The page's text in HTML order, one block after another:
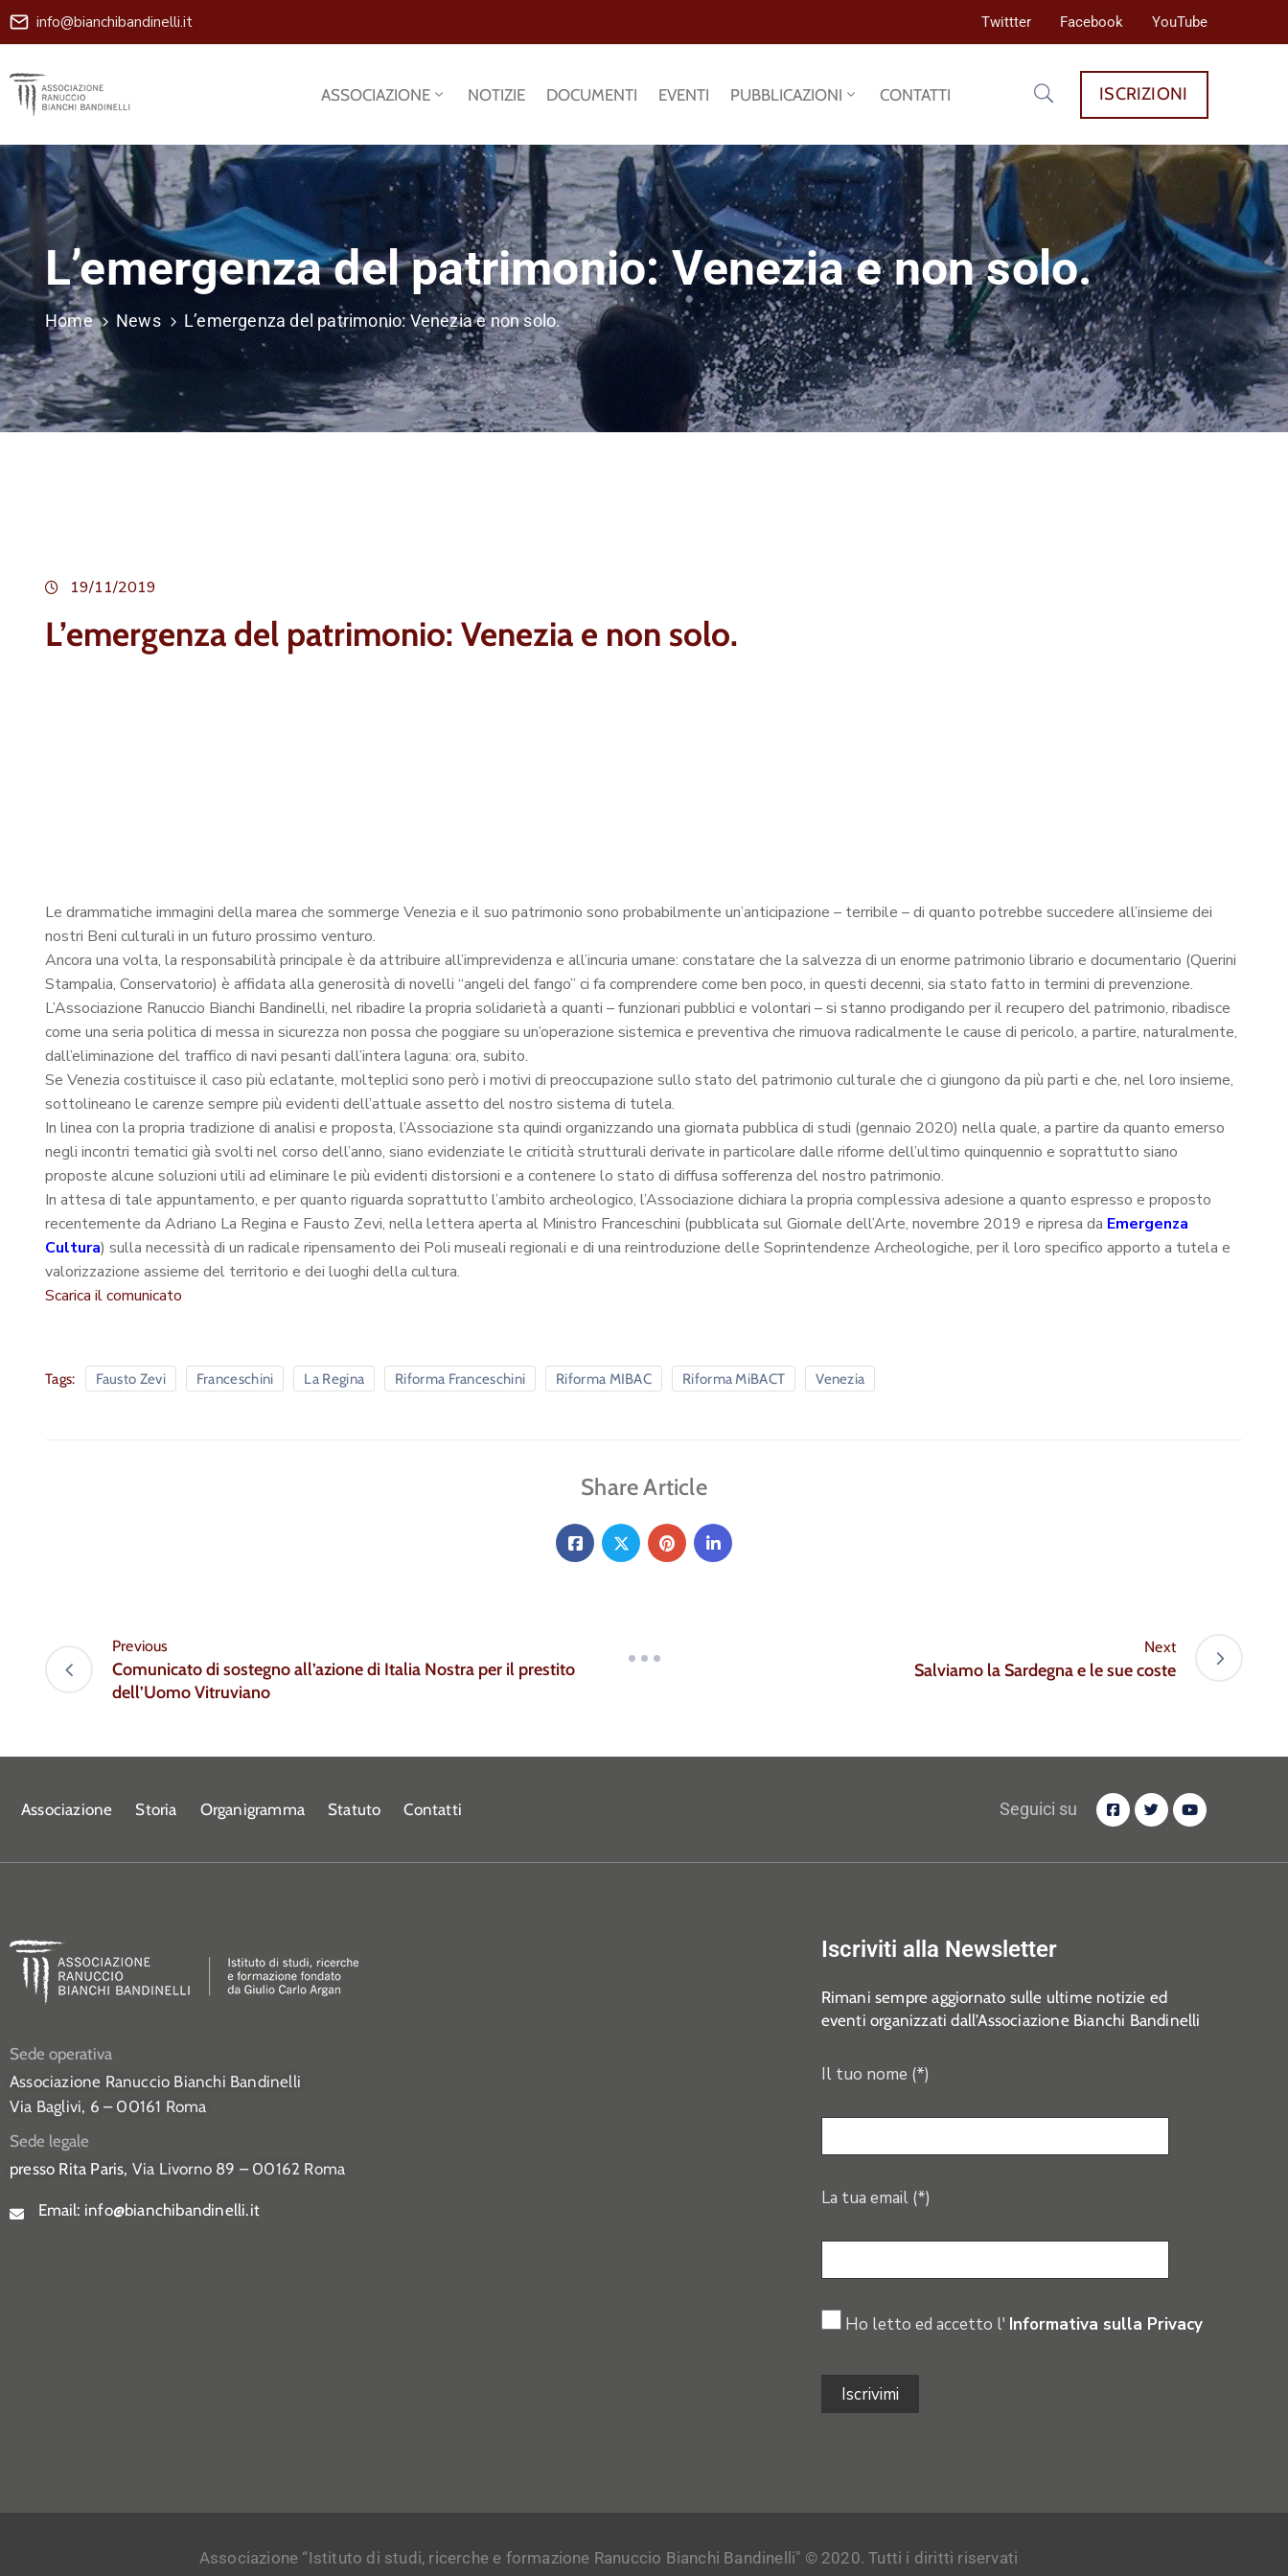
info@bianchibandinelli.it Twittter Facebook YouTube
ASSOCIAZIONE NOTIZIE DOCUMENTI EVENTI PUBBLICAZIONI CONTATTI ISCRIZIONI
L’emergenza del patrimonio: Venezia e non solo.
Home News L’emergenza del patrimonio: Venezia e non solo.
19/11/2019
L’emergenza del patrimonio: Venezia e non solo.
Le drammatiche immagini della marea che sommerge Venezia e il suo patrimonio sono probabilmente un’anticipazione – terribile – di quanto potrebbe succedere all’insieme dei
nostri Beni culturali in un futuro prossimo venturo.
Ancora una volta, la responsabilità principale è da attribuire all’imprevidenza e all’incuria umane: constatare che la salvezza di un enorme patrimonio librario e documentario (Querini
Stampalia, Conservatorio) è affidata alla generosità di novelli “angeli del fango” ci fa comprendere come ben poco, in questi decenni, sia stato fatto in termini di prevenzione.
L’Associazione Ranuccio Bianchi Bandinelli, nel ribadire la propria solidarietà a quanti – funzionari pubblici e volontari – si stanno prodigando per il recupero del patrimonio, ribadisce
come una seria politica di messa in sicurezza non possa che poggiare su un’operazione sistemica e preventiva che rimuova radicalmente le cause di pericolo, a partire, naturalmente,
dall’eliminazione del traffico di navi pesanti dall’intera laguna: ora, subito.
Se Venezia costituisce il caso più eclatante, molteplici sono però i motivi di preoccupazione sullo stato del patrimonio culturale che ci giungono da più parti e che, nel loro insieme,
sottolineano le carenze sempre più evidenti dell’attuale assetto del nostro sistema di tutela.
In linea con la propria tradizione di analisi e proposta, l’Associazione sta quindi organizzando una giornata pubblica di studi (gennaio 2020) nella quale, a partire da quanto emerso
negli incontri tematici già svolti nel corso dell’anno, siano evidenziate le criticità strutturali derivate in particolare dalle riforme dell’ultimo quinquennio e soprattutto siano
proposte alcune soluzioni utili ad eliminare le più evidenti distorsioni e a contenere lo stato di diffusa sofferenza del nostro patrimonio.
In attesa di tale appuntamento, e per quanto riguarda soprattutto l’ambito archeologico, l’Associazione dichiara la propria complessiva adesione a quanto espresso e proposto
recentemente da Adriano La Regina e Fausto Zevi, nella lettera aperta al Ministro Franceschini (pubblicata sul Giornale dell’Arte, novembre 2019 e ripresa da Emergenza
Cultura) sulla necessità di un radicale ripensamento dei Poli museali regionali e di una reintroduzione delle Soprintendenze Archeologiche, per il loro specifico apporto a tutela e
valorizzazione assieme del territorio e dei luoghi della cultura.
Scarica il comunicato
Tags: Fausto Zevi Franceschini La Regina Riforma Franceschini Riforma MIBAC Riforma MiBACT Venezia
Share Article
Previous
Comunicato di sostegno all’azione di Italia Nostra per il prestito
dell’Uomo Vitruviano
Next
Salviamo la Sardegna e le sue coste
Associazione Storia Organigramma Statuto Contatti Seguici su
Sede operativa
Associazione Ranuccio Bianchi Bandinelli
Via Baglivi, 6 – 00161 Roma
Sede legale
presso Rita Paris, Via Livorno 89 – 00162 Roma
Email: info@bianchibandinelli.it
Iscriviti alla Newsletter
Rimani sempre aggiornato sulle ultime notizie ed
eventi organizzati dall’Associazione Bianchi Bandinelli
Il tuo nome (*)
La tua email (*)
Ho letto ed accetto l' Informativa sulla Privacy
Associazione “Istituto di studi, ricerche e formazione Ranuccio Bianchi Bandinelli" © 2020. Tutti i diritti riservati